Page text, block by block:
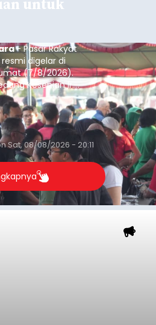
untuk
- Pasar Rakyat
resmi digelar di
(7/8/2026).
Kesenian Ir.
pemberdayaan
aksi sosial tersebut
dan mencatat nilai
Sat, 08/08/2026 - 20:11